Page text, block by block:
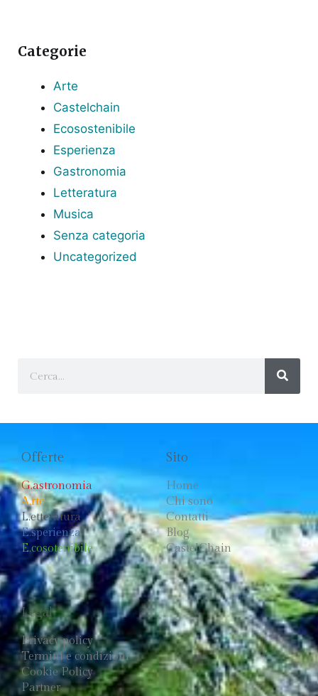
Categorie
Arte
Castelchain
Ecosostenibile
Esperienza
Gastronomia
Letteratura
Musica
Senza categoria
Uncategorized
Offerte
G.astronomia
A.rte
L.etteratura
E.sperienza
E.cosotenibile
Sito
Home
Chi sono
Contatti
Blog
CastelChain
Legal
Privacy policy
Termini e condizioni
Cookie Policy
Partner